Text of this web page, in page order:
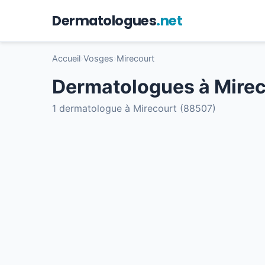
Dermatologues.net
Accueil Vosges Mirecourt
Dermatologues à
1 dermatologue à Mirecourt (88507)